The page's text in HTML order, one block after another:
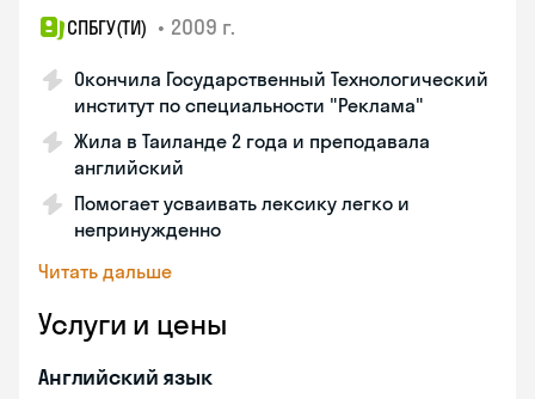
СПБГУ(ТИ) • 2009 г.
Окончила Государственный Технологический
институт по специальности "Реклама"
Жила в Таиланде 2 года и преподавала
английский
Помогает усваивать лексику легко и
непринужденно
Читать дальше
Услуги и цены
Английский язык